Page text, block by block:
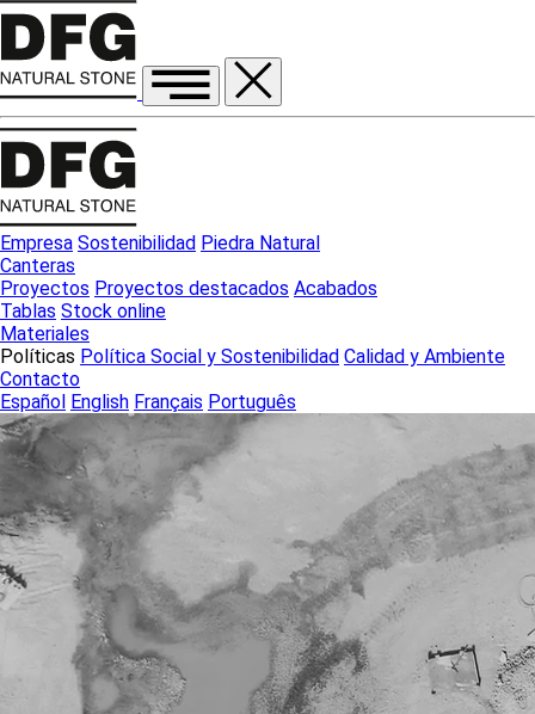
Empresa Sostenibilidad Piedra Natural
Canteras
Proyectos Proyectos destacados Acabados
Tablas Stock online
Materiales
Políticas Política Social y Sostenibilidad Calidad y Ambiente
Contacto
Español English Français Português